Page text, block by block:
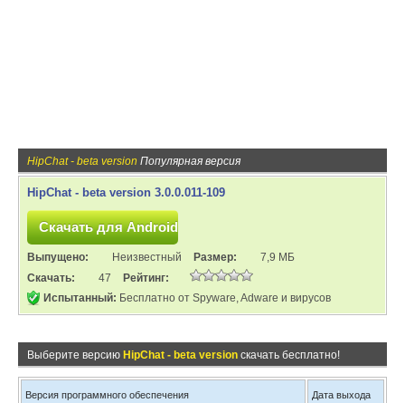
HipChat - beta version Популярная версия
HipChat - beta version 3.0.0.011-109
Выпущено: Неизвестный Размер:
7,9 МБ
Скачать:
47
Рейтинг:
Испытанный: Бесплатно от Spyware, Adware и вирусов
Выберите версию HipChat - beta version скачать бесплатно!
Версия программного обеспечения Дата выхода